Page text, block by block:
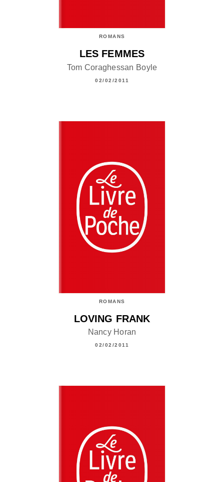
ROMANS
LES FEMMES
Tom Coraghessan Boyle
02/02/2011
ROMANS
LOVING FRANK
Nancy Horan
02/02/2011